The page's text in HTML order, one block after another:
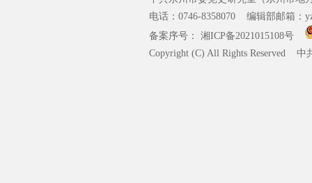
电话：0746-8358070 编辑部邮箱：
备案序号： 湘ICP备2021015108号
Copyright (C) All Rights Reserved